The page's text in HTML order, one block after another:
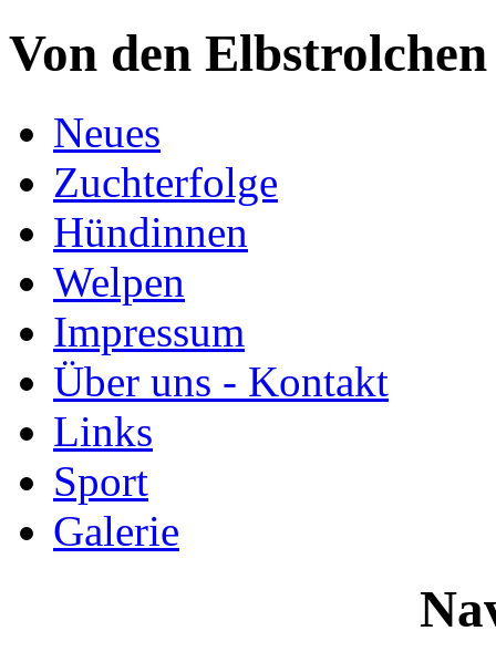
Von den Elbstrolchen
Neues
Zuchterfolge
Hündinnen
Welpen
Impressum
Über uns - Kontakt
Links
Sport
Galerie